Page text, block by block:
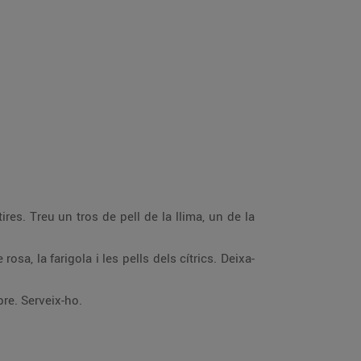
calent per sobre. Serveix-ho.